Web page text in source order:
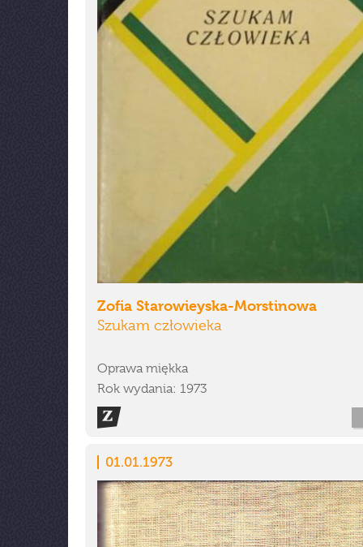
Zofia Starowieyska-Morstinowa
Szukam człowieka
Oprawa miękka
Rok wydania: 1973
01.01.1973